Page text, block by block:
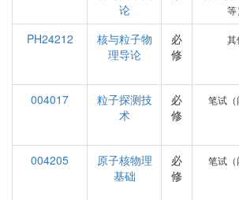
论
等
PH24212
核与粒子物
理导论
必
修
其
004017
粒子探测技
术
必
修
笔试（
004205
原子核物理
基础
必
修
笔试（